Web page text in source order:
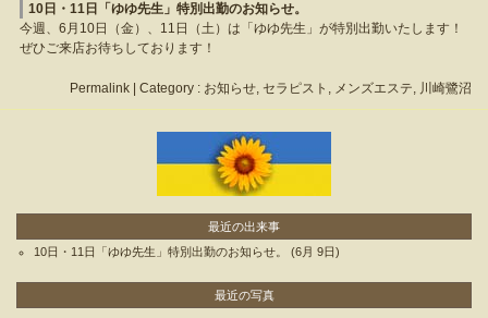
10日・11日「ゆゆ先生」特別出勤のお知らせ。
今週、6月10日（金）、11日（土）は「ゆゆ先生」が特別出勤いたします！
ぜひご来店お待ちしております！
Permalink | Category : お知らせ, セラピスト , メンズエステ, 川崎鷺沼
最近の出来事
10日・11日「ゆゆ先生」特別出勤のお知らせ。
(6月 9日)
最近の写真